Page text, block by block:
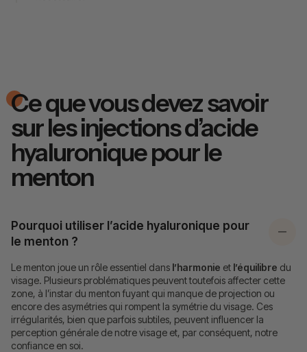
Ce que vous devez savoir
sur les injections d’acide
hyaluronique pour le
menton
Pourquoi utiliser l’acide hyaluronique pour
le menton ?
Le menton joue un rôle essentiel dans l’harmonie et l’équilibre du
visage. Plusieurs problématiques peuvent toutefois affecter cette
zone, à l’instar du menton fuyant qui manque de projection ou
encore des asymétries qui rompent la symétrie du visage. Ces
irrégularités, bien que parfois subtiles, peuvent influencer la
perception générale de notre visage et, par conséquent, notre
confiance en soi.